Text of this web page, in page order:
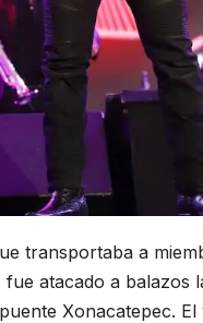
transportaba a
atacado a balazos
Xonacatepec.